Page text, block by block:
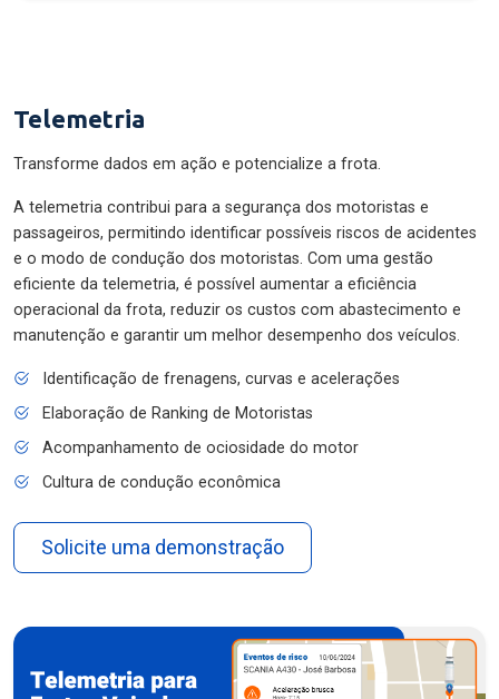
Telemetria
Transforme dados em ação e potencialize a frota.
A telemetria contribui para a segurança dos motoristas e
passageiros, permitindo identificar possíveis riscos de acidentes
e o modo de condução dos motoristas. Com uma gestão
eficiente da telemetria, é possível aumentar a eficiência
operacional da frota, reduzir os custos com abastecimento e
manutenção e garantir um melhor desempenho dos veículos.
Identificação de frenagens, curvas e acelerações
Elaboração de Ranking de Motoristas
Acompanhamento de ociosidade do motor
Cultura de condução econômica
Solicite uma demonstração